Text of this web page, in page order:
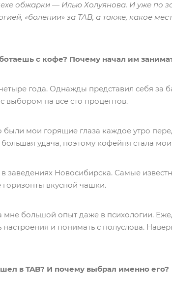
обжарки — Илью Холуянова. И уже по
«болении» за TAB, а также, какое
с кофе? Почему начал им
года. Однажды представил себя за
выбором на все сто процентов.
были мои горящие глаза каждое утро
удача, поэтому кофейня стала
в заведениях Новосибирска. Самые
вкусной чашки.
мне большой опыт даже в психологии.
настроения и понимать с полуслова.
в TAB? И почему выбрал именно его?